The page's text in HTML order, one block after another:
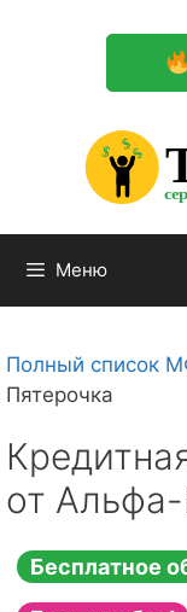
$
$
$
Меню
Полный список
Пятерочка
от
Бесплатное